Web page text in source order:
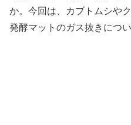
か。今回は、カブトムシや
発酵マットのガス抜きにつ